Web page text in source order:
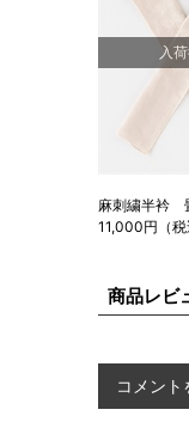
入
麻刺繍半衿
11,000円（税
商品レビ
コメント